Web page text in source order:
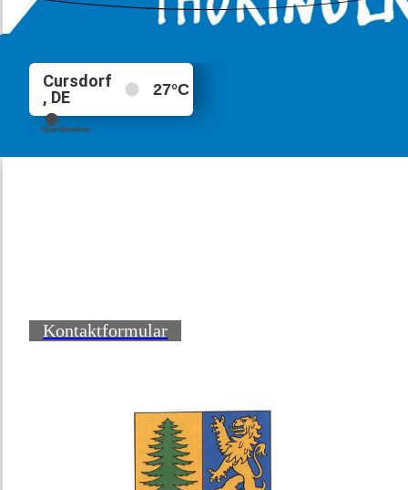
Kontaktformular